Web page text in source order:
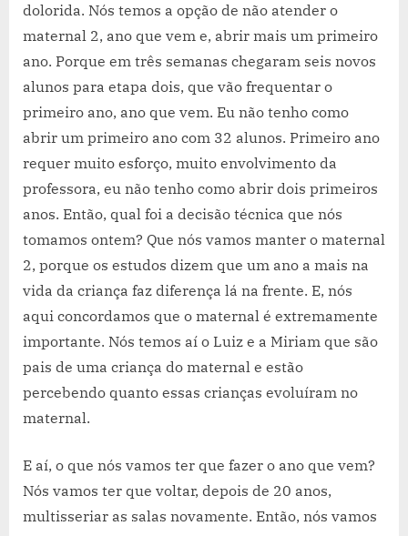
dolorida. Nós temos a opção de não atender o
maternal 2, ano que vem e, abrir mais um primeiro
ano. Porque em três semanas chegaram seis novos
alunos para etapa dois, que vão frequentar o
primeiro ano, ano que vem. Eu não tenho como
abrir um primeiro ano com 32 alunos. Primeiro ano
requer muito esforço, muito envolvimento da
professora, eu não tenho como abrir dois primeiros
anos. Então, qual foi a decisão técnica que nós
tomamos ontem? Que nós vamos manter o maternal
2, porque os estudos dizem que um ano a mais na
vida da criança faz diferença lá na frente. E, nós
aqui concordamos que o maternal é extremamente
importante. Nós temos aí o Luiz e a Miriam que são
pais de uma criança do maternal e estão
percebendo quanto essas crianças evoluíram no
maternal.
E aí, o que nós vamos ter que fazer o ano que vem?
Nós vamos ter que voltar, depois de 20 anos,
multisseriar as salas novamente. Então, nós vamos